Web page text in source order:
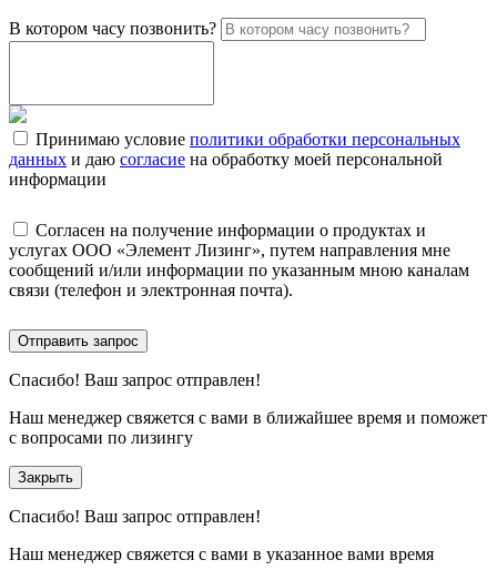
В котором часу позвонить?
Принимаю условие политики обработки персональных
данных и даю согласие на обработку моей персональной
информации
Согласен на получение информации о продуктах и
услугах ООО «Элемент Лизинг», путем направления мне
сообщений и/или информации по указанным мною каналам
связи (телефон и электронная почта).
Отправить запрос
Спасибо! Ваш запрос отправлен!
Наш менеджер свяжется с вами в ближайшее время и поможет
с вопросами по лизингу
Закрыть
Спасибо! Ваш запрос отправлен!
Наш менеджер свяжется с вами в указанное вами время